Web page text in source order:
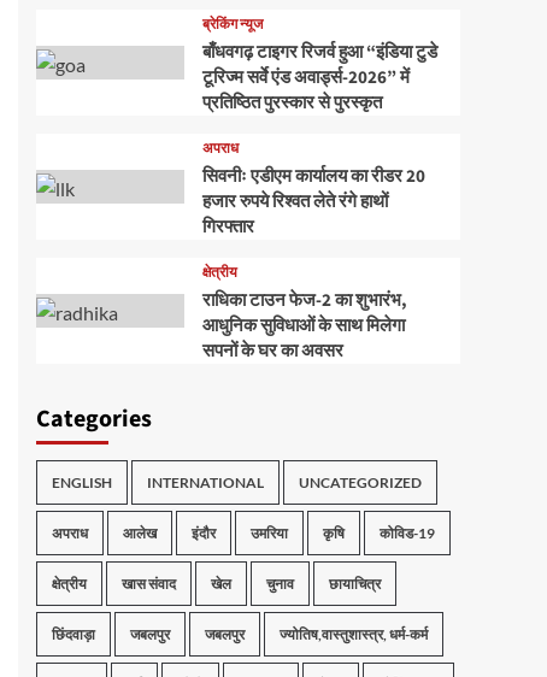
ब्रेकिंग न्यूज
बाँधवगढ़ टाइगर रिजर्व हुआ “इंडिया टुडे
टूरिज्म सर्वे एंड अवार्ड्स-2026” में
प्रतिष्ठित पुरस्कार से पुरस्कृत
अपराध
सिवनीः एडीएम कार्यालय का रीडर 20
हजार रुपये रिश्वत लेते रंगे हाथों
गिरफ्तार
क्षेत्रीय
राधिका टाउन फेज-2 का शुभारंभ,
आधुनिक सुविधाओं के साथ मिलेगा
सपनों के घर का अवसर
Categories
ENGLISH INTERNATIONAL UNCATEGORIZED
अपराध आलेख इंदौर उमरिया कृषि कोविड-19
क्षेत्रीय खास संवाद खेल चुनाव छायाचित्र
छिंदवाड़ा जबलपुर जबलपुर ज्योतिष,वास्तुशास्त्र, धर्म-कर्म